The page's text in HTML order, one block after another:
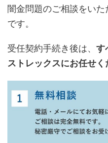
闇金問題のご相談をい
です。
受任契約手続き後は、 す
ストレックスにお任せく